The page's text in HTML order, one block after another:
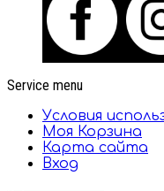
Service menu
Условия
Моя Корзина
Карта сайта
Вход